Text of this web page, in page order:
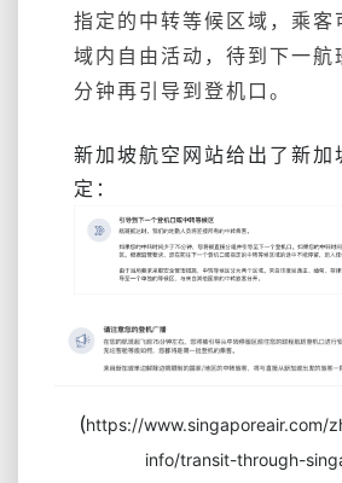
指定的中转等候区域，乘客
域内自由活动，待到下一航
分钟再引导到登机口。
新加坡航空网站给出了新加
定：
(https://www.singaporeair.com/
info/transit-through-